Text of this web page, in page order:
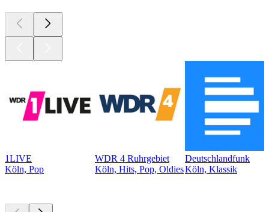
1LIVE
Köln, Pop
WDR 4 Ruhrgebiet
Köln, Hits, Pop, Oldies
Deutschlandfunk
Köln, Klassik